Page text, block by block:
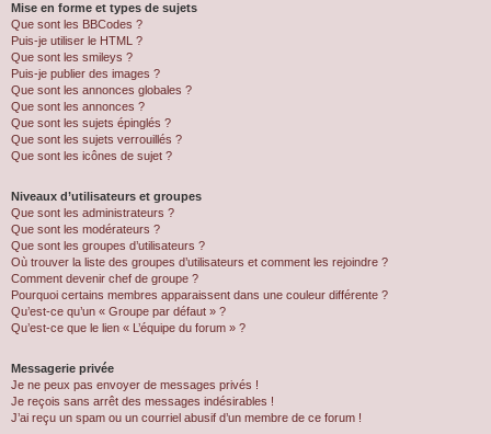
Mise en forme et types de sujets
Que sont les BBCodes ?
Puis-je utiliser le HTML ?
Que sont les smileys ?
Puis-je publier des images ?
Que sont les annonces globales ?
Que sont les annonces ?
Que sont les sujets épinglés ?
Que sont les sujets verrouillés ?
Que sont les icônes de sujet ?
Niveaux d’utilisateurs et groupes
Que sont les administrateurs ?
Que sont les modérateurs ?
Que sont les groupes d’utilisateurs ?
Où trouver la liste des groupes d’utilisateurs et comment les rejoindre ?
Comment devenir chef de groupe ?
Pourquoi certains membres apparaissent dans une couleur différente ?
Qu’est-ce qu’un « Groupe par défaut » ?
Qu’est-ce que le lien « L’équipe du forum » ?
Messagerie privée
Je ne peux pas envoyer de messages privés !
Je reçois sans arrêt des messages indésirables !
J’ai reçu un spam ou un courriel abusif d’un membre de ce forum !